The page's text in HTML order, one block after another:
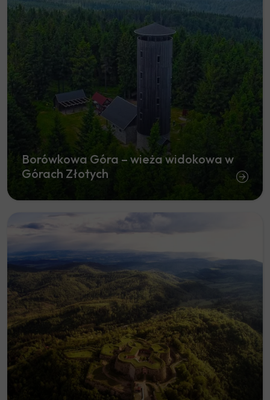
Borówkowa Góra – wieża widokowa w
Górach Złotych